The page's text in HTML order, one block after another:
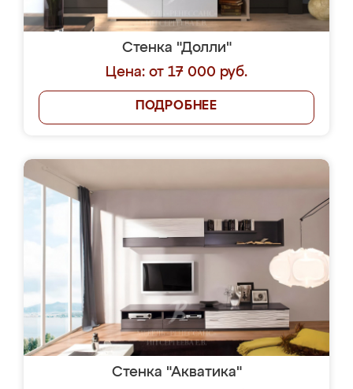
Стенка "Долли"
Цена: от 17 000 руб.
ПОДРОБНЕЕ
Стенка "Акватика"